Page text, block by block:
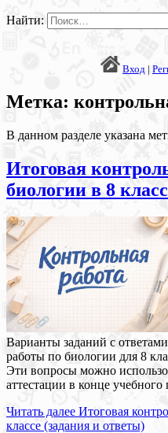
Найти:
Вход |
Метка:
В данном разделе указана
Итоговая
биологии в 8
Варианты заданий с
работы по биологии для 8
Эти вопросы можно
аттестации в конце учебного
Читать далее Итоговая
классе (задания и ответы)